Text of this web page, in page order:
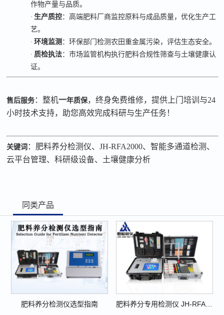
作物产量与品质。
·生产质控：高端肥料厂商监控原料与成品质量，优化生产工
艺。
·环境监测 ：环保部门检测农田重金属污染，评估生态安全。
· 质检执法：市场监管机构执行肥料合规性筛查与土壤健康认
证。
售后服务 ：整机一年质保，终身免费维修，提供上门培训与24
小时技术支持，助您高效完成科研与生产任务！
关键词 ：肥料养分检测仪、JH-RFA2000、智能多通道检测、
云平台管理、科研级设备、土壤健康分析
同类产品
肥料养分检测仪选型指南